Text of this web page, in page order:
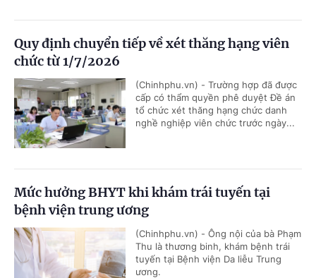
Quy định chuyển tiếp về xét thăng hạng viên
chức từ 1/7/2026
(Chinhphu.vn) - Trường hợp đã được
cấp có thẩm quyền phê duyệt Đề án
tổ chức xét thăng hạng chức danh
nghề nghiệp viên chức trước ngày...
Mức hưởng BHYT khi khám trái tuyến tại
bệnh viện trung ương
(Chinhphu.vn) - Ông nội của bà Phạm
Thu là thương binh, khám bệnh trái
tuyến tại Bệnh viện Da liễu Trung
ương.